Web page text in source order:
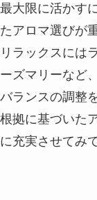
大限に活かす
アロマ選びが
ラックスには
ズマリーなど
ランスの調整
拠に基づいた
充実させてみ